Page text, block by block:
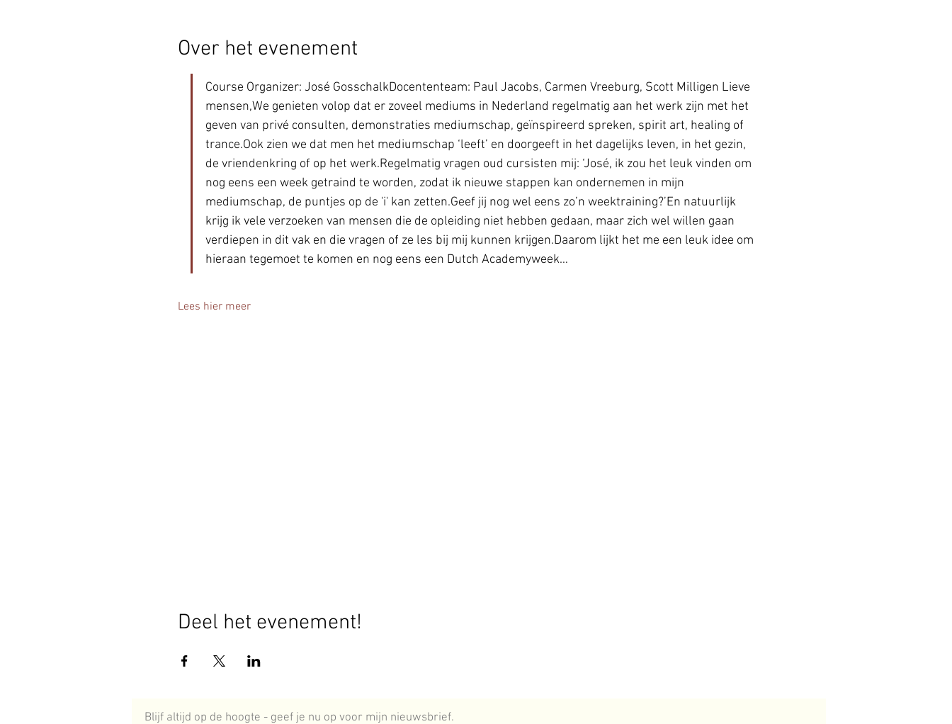
Over het evenement
Course Organizer: José GosschalkDocententeam: Paul Jacobs, Carmen Vreeburg, Scott Milligen Lieve
mensen,We genieten volop dat er zoveel mediums in Nederland regelmatig aan het werk zijn met het
geven van privé consulten, demonstraties mediumschap, geïnspireerd spreken, spirit art, healing of
trance.Ook zien we dat men het mediumschap ‘leeft’ en doorgeeft in het dagelijks leven, in het gezin,
de vriendenkring of op het werk.Regelmatig vragen oud cursisten mij: ‘José, ik zou het leuk vinden om
nog eens een week getraind te worden, zodat ik nieuwe stappen kan ondernemen in mijn
mediumschap, de puntjes op de 'i' kan zetten.Geef jij nog wel eens zo’n weektraining?’En natuurlijk
krijg ik vele verzoeken van mensen die de opleiding niet hebben gedaan, maar zich wel willen gaan
verdiepen in dit vak en die vragen of ze les bij mij kunnen krijgen.Daarom lijkt het me een leuk idee om
hieraan tegemoet te komen en nog eens een Dutch Academyweek…
Lees hier meer
Deel het evenement!
Blijf altijd op de hoogte - geef je nu op voor mijn nieuwsbrief.